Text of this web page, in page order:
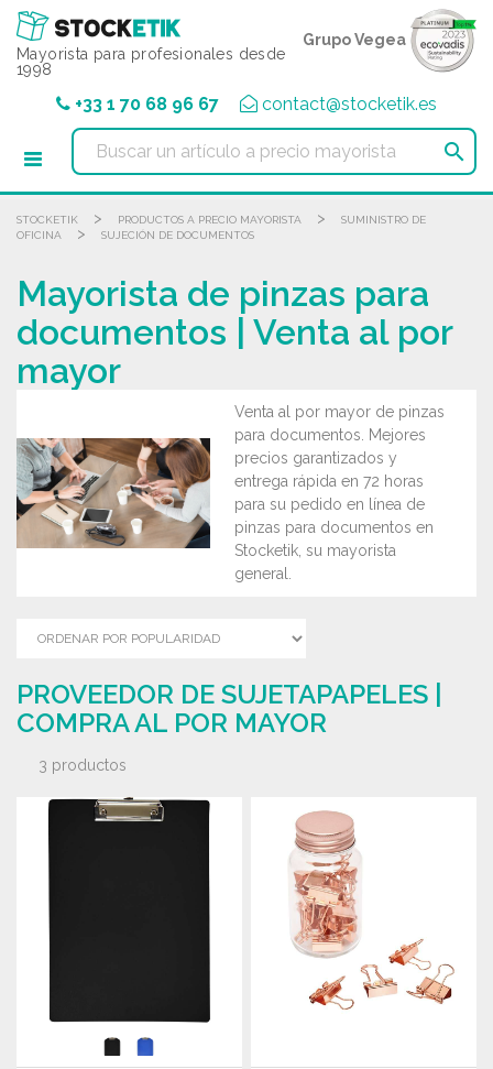
Mayorista para profesionales desde
1998
Grupo Vegea
+33 1 70 68 96 67 contact@stocketik.es

STOCKETIK > PRODUCTOS A PRECIO MAYORISTA >
SUMINISTRO DE
OFICINA
> SUJECIÓN DE DOCUMENTOS
Mayorista de pinzas para
documentos | Venta al por
mayor
Venta al por mayor de pinzas
para documentos. Mejores
precios garantizados y
entrega rápida en 72 horas
para su pedido en línea de
pinzas para documentos en
Stocketik, su mayorista
general.
PROVEEDOR DE SUJETAPAPELES |
COMPRA AL POR MAYOR
3 productos
Panel de gestión de cookies